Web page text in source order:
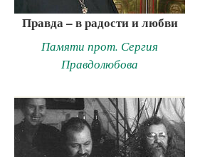
Правда – в радости и любви
Памяти прот. Сергия
Правдолюбова